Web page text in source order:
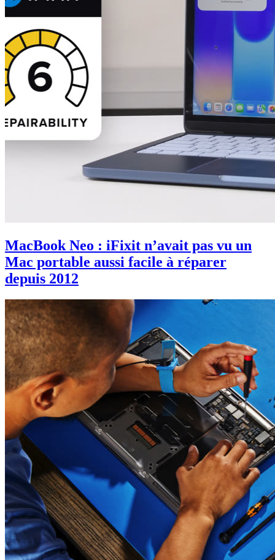
MacBook Neo : iFixit n’avait pas vu un
Mac portable aussi facile à réparer
depuis 2012